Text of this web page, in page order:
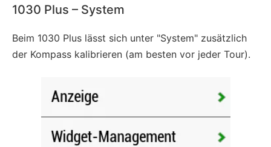
1030 Plus – System
Beim 1030 Plus lässt sich unter "System" zusätzlich
der Kompass kalibrieren (am besten vor jeder Tour).